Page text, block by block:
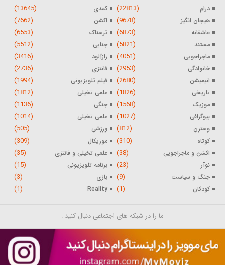
درام (22813) کمدی (13645)
هیجان انگیز (9678) اکشن (7662)
عاشقانه (6873) ترسناک (6553)
مستند (5821) جنایی (5512)
ماجراجویی (4051) رازآلود (3416)
خانوادگی (2953) فانتزی (2736)
انیمیشن (2680) فیلم تلویزیونی (1994)
تاریخی (1826) علمی تخیلی (1812)
موزیک (1568) جنگی (1136)
بیوگرافی (1027) علمی تخیلی (1014)
وسترن (812) ورزشی (505)
کوتاه (310) موزیکال (309)
اکشن و ماجراجویی (38) علمی تخیلی و فانتزی (35)
نوآر (23) برنامه تلویزیونی (15)
جنگ و سیاست (9) بازی (3)
کودکان (1)
Reality
(1)
ما را در شبکه های اجتماعی دنبال کنید :